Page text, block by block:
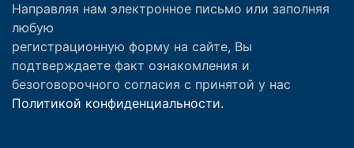
Направляя нам электронное письмо или заполняя
любую
регистрационную форму на сайте, Вы
подтверждаете факт ознакомления и
безоговорочного согласия с принятой у нас
Политикой конфиденциальности.